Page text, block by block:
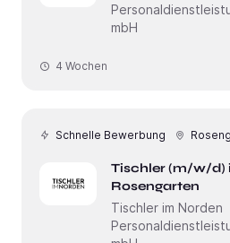
mbH
4 Wochen
Schnelle Bewerbung
Tischler (m/w/d)
Rosengarten
Tischler im Norden